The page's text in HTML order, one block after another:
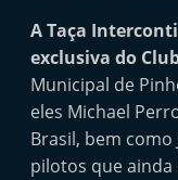
A Taça
exclusiva do
Municipal de
eles Michael
Brasil, bem
pilotos que